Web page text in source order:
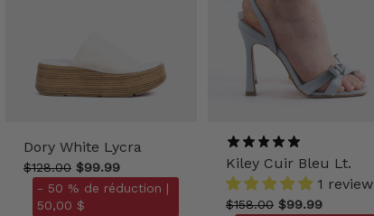
Dory White Lycra
$128.00 $99.99
- 50 % de réduction |
50,00 $
Kiley Cuir Bleu Lt.
1 review
$158.00 $99.99